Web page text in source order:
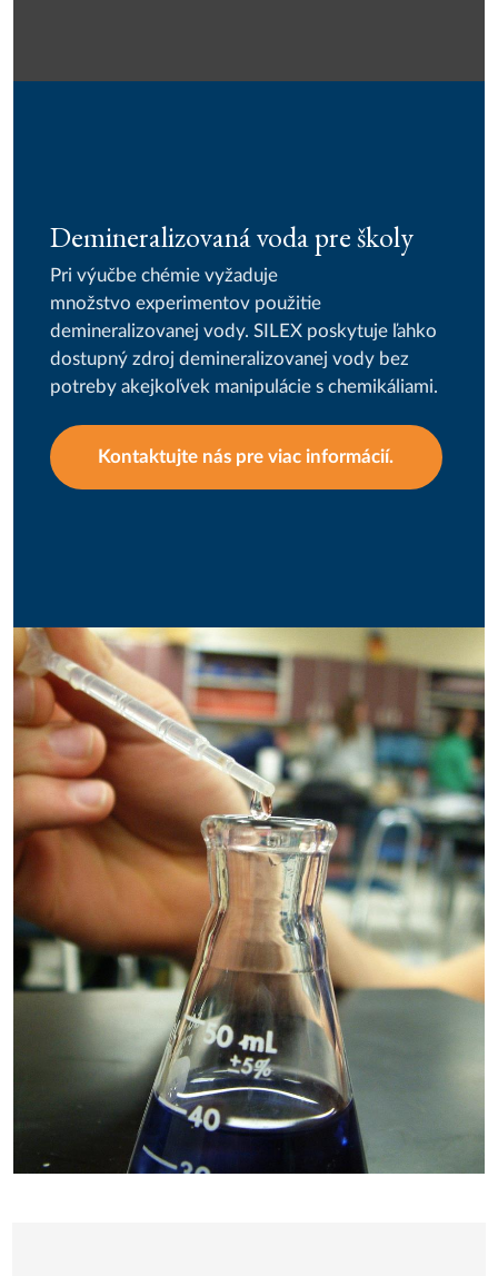
Demineralizovaná voda pre školy
Pri výučbe chémie vyžaduje
množstvo experimentov použitie
demineralizovanej vody. SILEX poskytuje ľahko
dostupný zdroj demineralizovanej vody bez
potreby akejkoľvek manipulácie s chemikáliami.
Kontaktujte nás pre viac informácií.